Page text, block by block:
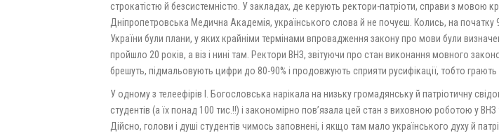
строкатістю й безсистемністю. У закладах, де керують ректори-патріоти, справи з мовою
Дніпропетровська Медична Академія, українського слова й не почуєш. Колись, на початку
України були плани, у яких крайніми термінами впровадження закону про мови були
пройшло 20 років, а віз і нині там. Ректори ВНЗ, звітуючи про стан виконання мовного
брешуть, підмальовують цифри до 80-90% і продовжують сприяти русифікації, тобто грають
У одному з телеефірів І. Богословська нарікала на низьку громадянську й патріотичну
студентів (а їх понад 100 тис.!!) і закономірно пов’язала цей стан з виховною роботою у ВНЗ
Дійсно, голови і душі студентів чимось заповнені, і якщо там мало українського духу й